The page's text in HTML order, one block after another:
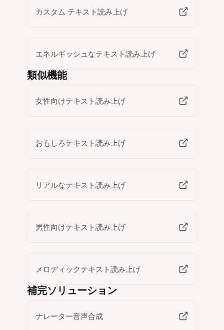
カスタム テキスト読み上げ
エネルギッシュなテキスト読み上げ
類似機能
女性向けテキスト読み上げ
おもしろテキスト読み上げ
リアルなテキスト読み上げ
男性向けテキスト読み上げ
メロディックテキスト読み上げ
補完ソリューション
ナレーター音声合成